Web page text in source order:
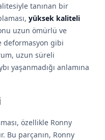
tanınan bir
yüksek kaliteli
uzun ömürlü ve
deformasyon gibi
uzun süreli
yaşanmadığı anlamına
özellikle Ronny
Bu parçanın, Ronny